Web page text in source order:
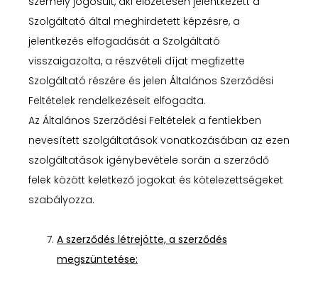
Szolgáltató által meghirdetett képzésre, a
jelentkezés elfogadását a Szolgáltató
visszaigazolta, a részvételi díjat megfizette
Szolgáltató részére és jelen Általános Szerződési
Feltételek rendelkezéseit elfogadta.
Az Általános Szerződési Feltételek a fentiekben
nevesített szolgáltatások vonatkozásában az ezen
szolgáltatások igénybevétele során a szerződő
felek között keletkező jogokat és kötelezettségeket
szabályozza.
A szerződés létrejötte, a szerződés
megszüntetése: